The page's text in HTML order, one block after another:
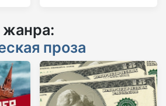
жанра:
проза